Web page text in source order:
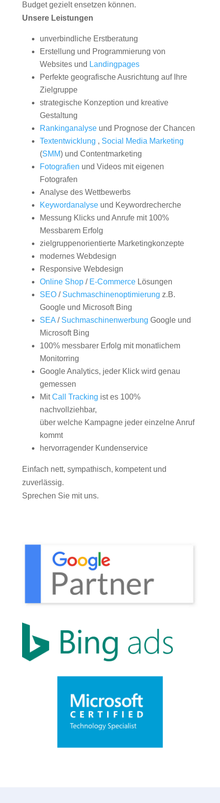
Budget gezielt ensetzen können.
Unsere Leistungen
unverbindliche Erstberatung
Erstellung und Programmierung von
Websites und Landingpages
Perfekte geografische Ausrichtung auf Ihre
Zielgruppe
strategische Konzeption und kreative
Gestaltung
Rankinganalyseund Prognose der Chancen
Textentwicklung , Social Media Marketing
(SMM) und Contentmarketing
Fotografien und Videos mit eigenen
Fotografen
Analyse des Wettbewerbs
Keywordanalyseund Keywordrecherche
Messung Klicks und Anrufe mit 100%
Messbarem Erfolg
zielgruppenorientierte Marketingkonzepte
modernes Webdesign
Responsive Webdesign
Online Shop/ E-CommerceLösungen
SEO/ Suchmaschinenoptimierung z.B.
Google und Microsoft Bing
SEA/ Suchmaschinenwerbung Google und
Microsoft Bing
100% messbarer Erfolg mit monatlichem
Monitorring
Google Analytics, jeder Klick wird genau
gemessen
MitCall Tracking ist es 100%
nachvollziehbar,
über welche Kampagne jeder einzelne Anruf
kommt
hervorragender Kundenservice
Einfach nett, sympathisch, kompetent und
zuverlässig.
Sprechen Sie mit uns.